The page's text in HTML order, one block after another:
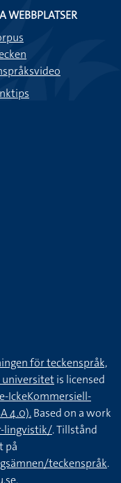
WEBBPLATSER
för teckenspråk,
universitetis licensed
IckeKommersiell-
4.0).Based on a work
lingvistik/. Tillstånd
på
teckenspråk.
.